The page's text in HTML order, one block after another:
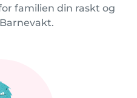
familien din raskt og